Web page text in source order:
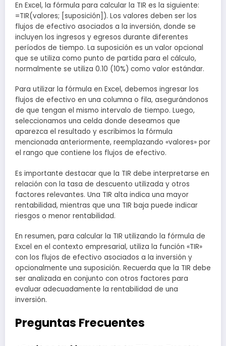
En Excel, la fórmula para calcular la TIR es la siguiente:
=TIR(valores; [suposición]). Los valores deben ser los
flujos de efectivo asociados a la inversión, donde se
incluyen los ingresos y egresos durante diferentes
períodos de tiempo. La suposición es un valor opcional
que se utiliza como punto de partida para el cálculo,
normalmente se utiliza 0.10 (10%) como valor estándar.
Para utilizar la fórmula en Excel, debemos ingresar los
flujos de efectivo en una columna o fila, asegurándonos
de que tengan el mismo intervalo de tiempo. Luego,
seleccionamos una celda donde deseamos que
aparezca el resultado y escribimos la fórmula
mencionada anteriormente, reemplazando «valores» por
el rango que contiene los flujos de efectivo.
Es importante destacar que la TIR debe interpretarse en
relación con la tasa de descuento utilizada y otros
factores relevantes. Una TIR alta indica una mayor
rentabilidad, mientras que una TIR baja puede indicar
riesgos o menor rentabilidad.
En resumen, para calcular la TIR utilizando la fórmula de
Excel en el contexto empresarial, utiliza la función «TIR»
con los flujos de efectivo asociados a la inversión y
opcionalmente una suposición. Recuerda que la TIR debe
ser analizada en conjunto con otros factores para
evaluar adecuadamente la rentabilidad de una
inversión.
Preguntas Frecuentes